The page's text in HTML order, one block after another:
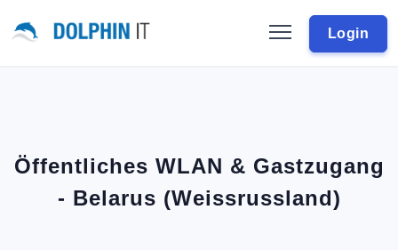
Login
Öffentliches WLAN & Gastzugang
- Belarus (Weissrussland)